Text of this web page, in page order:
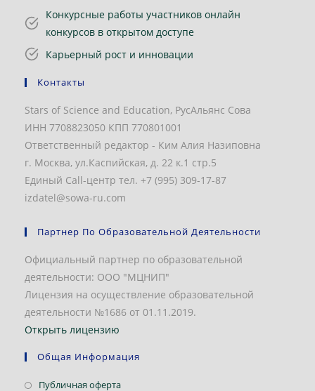
Конкурсные работы участников онлайн
конкурсов в открытом доступе
Карьерный рост и инновации
Контакты
Stars of Science and Education, РусАльянс Сова
ИНН 7708823050 КПП 770801001
Ответственный редактор - Ким Алия Назиповна
г. Москва, ул.Каспийская, д. 22 к.1 стр.5
Единый Call-центр тел. +7 (995) 309-17-87
izdatel@sowa-ru.com
Партнер По Образовательной Деятельности
Официальный партнер по образовательной
деятельности: ООО "МЦНИП"
Лицензия на осуществление образовательной
деятельности №1686 от 01.11.2019.
Открыть лицензию
Общая Информация
Публичная офертаОткроется